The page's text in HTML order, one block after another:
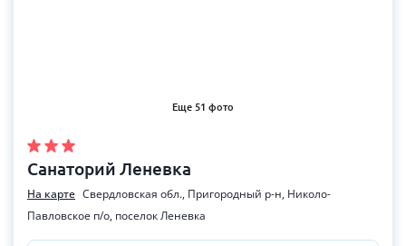
Еще 51 фото
Санаторий Леневка
На карте Свердловская обл., Пригородный р-н, Николо-
Павловское п/о, поселок Леневка